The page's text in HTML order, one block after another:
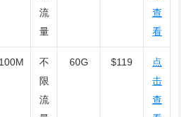
流
量
查
看
100M
不
限
流
60G $119
点
击
查